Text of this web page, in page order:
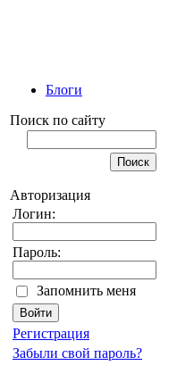
Блоги
Поиск по сайту
Авторизация
Логин:
Пароль:
Запомнить меня
Регистрация
Забыли свой пароль?